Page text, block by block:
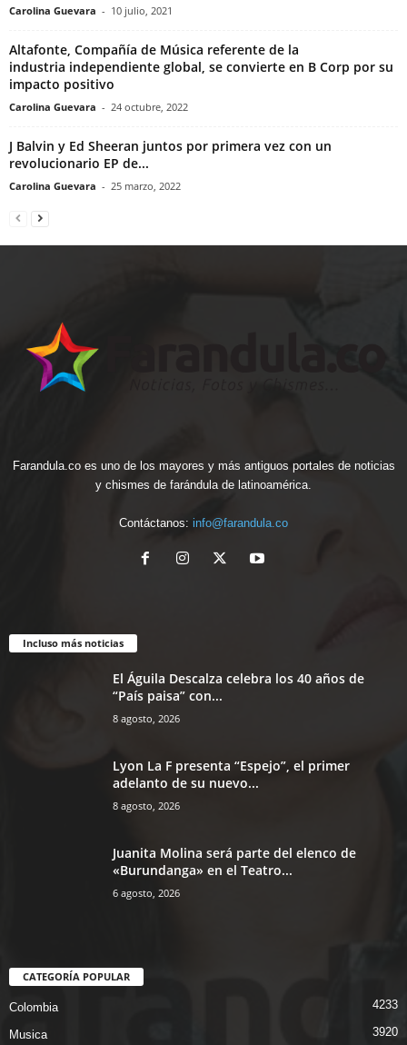
Carolina Guevara - 10 julio, 2021
Altafonte, Compañía de Música referente de la
industria independiente global, se convierte en B Corp por su
impacto positivo
Carolina Guevara - 24 octubre, 2022
J Balvin y Ed Sheeran juntos por primera vez con un
revolucionario EP de...
Carolina Guevara - 25 marzo, 2022
Farandula.co es uno de los mayores y más antiguos portales de noticias
y chismes de farándula de latinoamérica.
Contáctanos: info@farandula.co
Incluso más noticias
El Águila Descalza celebra los 40 años de
“País paisa” con...
8 agosto, 2026
Lyon La F presenta “Espejo”, el primer
adelanto de su nuevo...
8 agosto, 2026
Juanita Molina será parte del elenco de
«Burundanga» en el Teatro...
6 agosto, 2026
CATEGORÍA POPULAR
Colombia 4233
Musica 3920